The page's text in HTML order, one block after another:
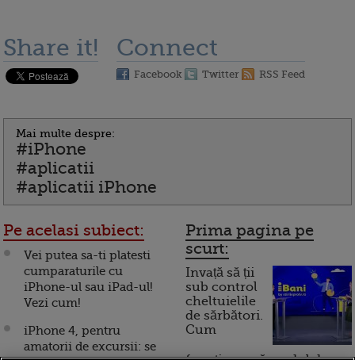
Share it! Connect
Facebook Twitter RSS Feed
Mai multe despre:
#iPhone
#aplicatii
#aplicatii iPhone
Pe acelasi subiect:
Vei putea sa-ti platesti
cumparaturile cu
iPhone-ul sau iPad-ul!
Vezi cum!
iPhone 4, pentru
amatorii de excursii: se
Prima pagina pe
scurt:
Invață să ții
sub control
cheltuielile
de sărbători.
Cum